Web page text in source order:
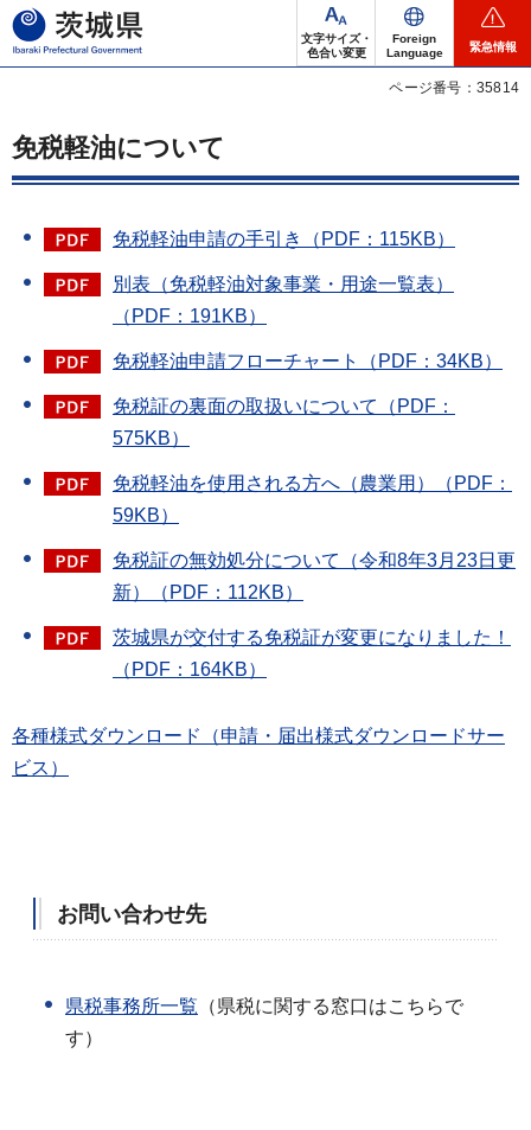
茨城県
文字サイズ・
色合い変更
Foreign
Language
緊急情報
ページ番号：35814
免税軽油について
免税軽油申請の手引き（PDF：115KB）
別表（免税軽油対象事業・用途一覧表）
（PDF：191KB）
免税軽油申請フローチャート（PDF：34KB）
免税証の裏面の取扱いについて（PDF：
575KB）
免税軽油を使用される方へ（農業用）（PDF：
59KB）
免税証の無効処分について（令和8年3月23日更
新）（PDF：112KB）
茨城県が交付する免税証が変更になりました！
（PDF：164KB）
各種様式ダウンロード（申請・届出様式ダウンロードサー
ビス）
お問い合わせ先
県税事務所一覧 （県税に関する窓口はこちらで
す）